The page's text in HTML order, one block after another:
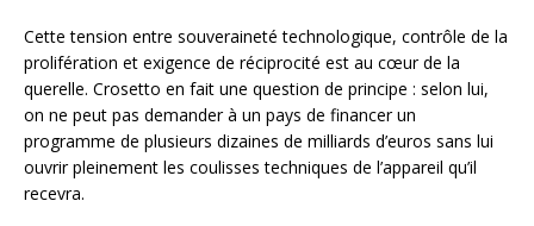
Cette tension entre souveraineté technologique, contrôle de la
prolifération et exigence de réciprocité est au cœur de la
querelle. Crosetto en fait une question de principe : selon lui,
on ne peut pas demander à un pays de financer un
programme de plusieurs dizaines de milliards d’euros sans lui
ouvrir pleinement les coulisses techniques de l’appareil qu’il
recevra.